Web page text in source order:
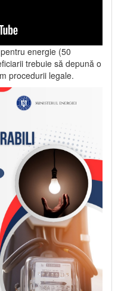
energie (50
trebuie să depună o
procedurii legale.